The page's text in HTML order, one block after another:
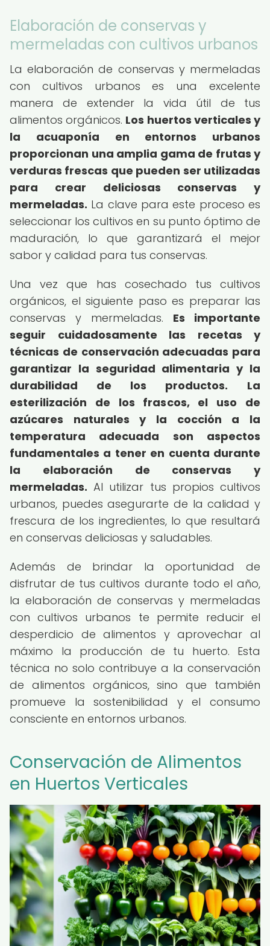
Elaboración de conservas y
mermeladas con cultivos urbanos
La elaboración de conservas y mermeladas
con cultivos urbanos es una excelente
manera de extender la vida útil de tus
alimentos orgánicos. Los huertos verticales y
la acuaponía en entornos urbanos
proporcionan una amplia gama de frutas y
verduras frescas que pueden ser utilizadas
para crear deliciosas conservas y
mermeladas. La clave para este proceso es
seleccionar los cultivos en su punto óptimo de
maduración, lo que garantizará el mejor
sabor y calidad para tus conservas.
Una vez que has cosechado tus cultivos
orgánicos, el siguiente paso es preparar las
conservas y mermeladas. Es importante
seguir cuidadosamente las recetas y
técnicas de conservación adecuadas para
garantizar la seguridad alimentaria y la
durabilidad de los productos.
La
esterilización de los frascos, el uso de
azúcares naturales y la cocción a la
temperatura adecuada son aspectos
fundamentales a tener en cuenta durante
la elaboración de conservas y
mermeladas. Al utilizar tus propios cultivos
urbanos, puedes asegurarte de la calidad y
frescura de los ingredientes, lo que resultará
en conservas deliciosas y saludables.
Además de brindar la oportunidad de
disfrutar de tus cultivos durante todo el año,
la elaboración de conservas y mermeladas
con cultivos urbanos te permite reducir el
desperdicio de alimentos y aprovechar al
máximo la producción de tu huerto. Esta
técnica no solo contribuye a la conservación
de alimentos orgánicos, sino que también
promueve la sostenibilidad y el consumo
consciente en entornos urbanos.
Conservación de Alimentos
en Huertos Verticales